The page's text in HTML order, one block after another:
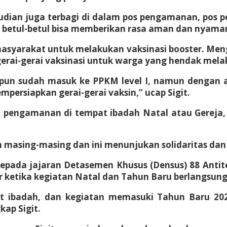
juga terbagi di dalam pos pengamanan, pos
betul bisa memberikan rasa aman dan
untuk melakukan vaksinasi booster.
gerai vaksinasi untuk warga yang hendak
sudah masuk ke PPKM level I, namun
gerai-gerai vaksin,” ucap Sigit.
di tempat ibadah Natal atau
masing-masing dan ini menunjukan solidaritas
jajaran Detasemen Khusus (Densus) 88
kegiatan Natal dan Tahun Baru
ibadah, dan kegiatan memasuki Tahun Baru
Sigit.